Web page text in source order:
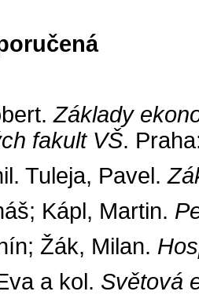
Základy
fakult VŠ.
Tuleja, Pavel.
Kápl, Martin.
Žák, Milan.
a kol. Světová